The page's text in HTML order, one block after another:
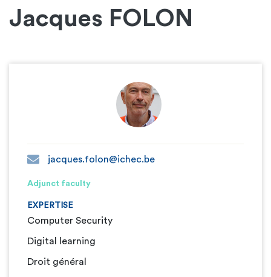
Jacques FOLON
jacques.folon@ichec.be
Adjunct faculty
EXPERTISE
Computer Security
Digital learning
Droit général